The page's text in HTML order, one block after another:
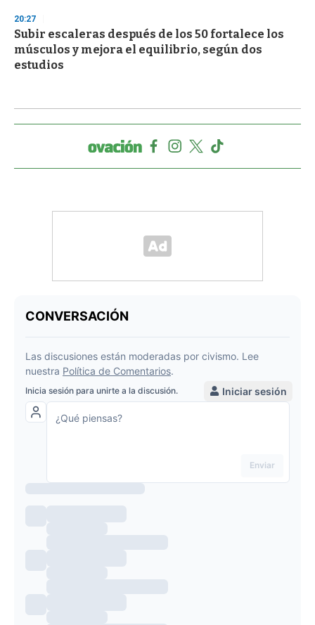
20:27
Subir escaleras después de los 50 fortalece los
músculos y mejora el equilibrio, según dos
estudios